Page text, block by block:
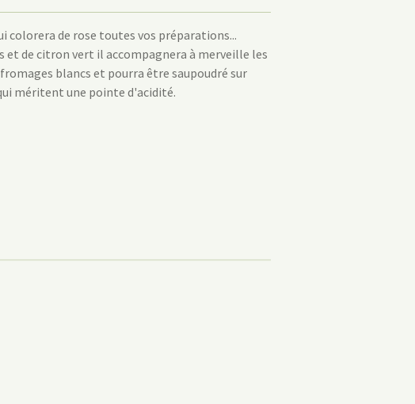
colorera de rose toutes vos préparations...
et de citron vert il accompagnera à merveille les
blancs et pourra être saupoudré sur
méritent une pointe d'acidité.